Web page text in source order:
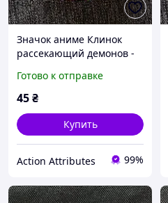
Значок аниме Клинок
рассекающий демонов -
мм (ZNBDD 0013)
Готово к отправке
45₴
Купить
Action Attributes 99%